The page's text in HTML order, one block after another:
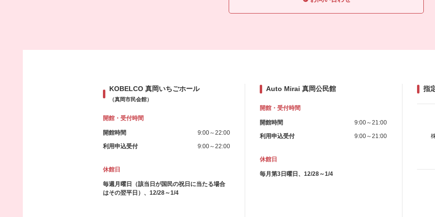
KOBELCO 真岡いちごホール
（真岡市民会館）
開館・受付時間
開館時間
9:00～22:00
利用申込受付
9:00～22:00
休館日
毎週月曜日（該当日が国民の祝日に当たる場合
はその翌平日）、12/28～1/4
Auto Mirai 真岡公民館
開館・受付時間
開館時間
9:00～21:00
利用申込受付
9:00～21:00
休館日
毎月第3日曜日、12/28～1/4
指